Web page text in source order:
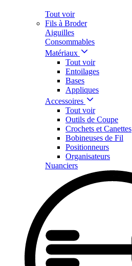
Tout voir
Fils à Broder
Aiguilles
Consommables
Matériaux
Tout voir
Entoilages
Bases
Appliques
Accessoires
Tout voir
Outils de Coupe
Crochets et Canettes
Bobineuses de Fil
Positionneurs
Organisateurs
Nuanciers